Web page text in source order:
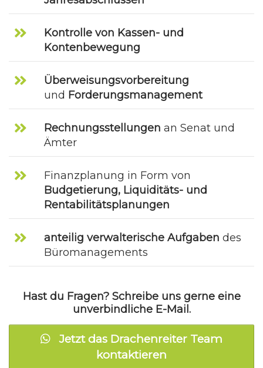
Kontrolle von Kassen- und
Kontenbewegung
Überweisungsvorbereitung
und Forderungsmanagement
Rechnungsstellungen an Senat und
Ämter
Finanzplanung in Form von
Budgetierung, Liquiditäts- und
Rentabilitätsplanungen
anteilig verwalterische Aufgaben des
Büromanagements
Hast du Fragen? Schreibe uns gerne eine
unverbindliche E-Mail.
Jetzt das Drachenreiter Team
kontaktieren